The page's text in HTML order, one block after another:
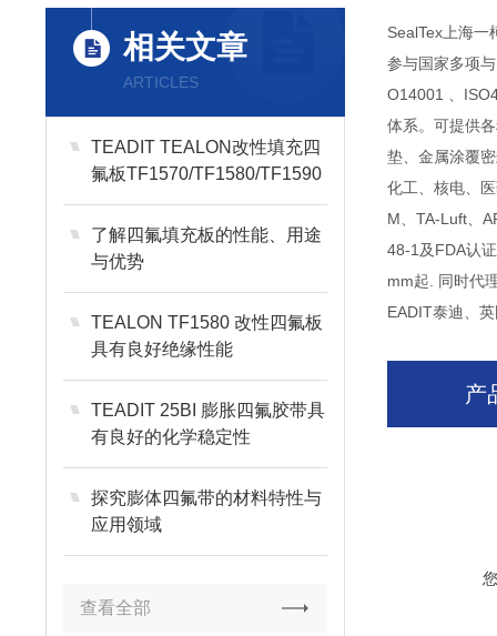
相关文章
ARTICLES
TEADIT TEALON改性填充四
氟板TF1570/TF1580/TF1590
的区别
了解四氟填充板的性能、用途
与优势
TEALON TF1580 改性四氟板
具有良好绝缘性能
TEADIT 25BI 膨胀四氟胶带具
有良好的化学稳定性
探究膨体四氟带的材料特性与
应用领域
查看全部
SealTex上海一
参与国家多项
O14001 、
体系。可提供
垫、金属涂覆
化工、核电、
M、TA-Luft、
48-1及FDA认
mm起. 同时代
EADIT泰迪、
产